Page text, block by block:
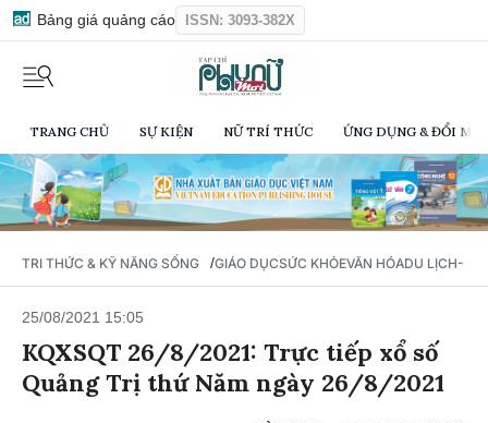
Bảng giá quảng cáo ISSN: 3093-382X
TRANG CHỦ SỰ KIỆN NỮ TRÍ THỨC ỨNG DỤNG & ĐỔI
TRI THỨC & KỸ NĂNG SỐNG /GIÁO DỤCSỨC KHỎEVĂN HÓADU LỊCH-
25/08/2021 15:05
KQXSQT 26/8/2021: Trực tiếp xổ số
Quảng Trị thứ Năm ngày 26/8/2021